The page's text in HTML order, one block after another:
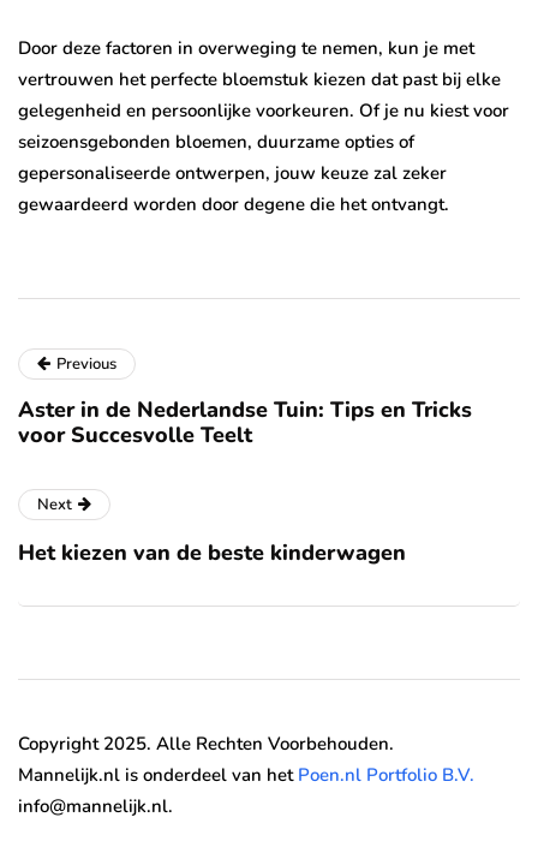
Door deze factoren in overweging te nemen, kun je met
vertrouwen het perfecte bloemstuk kiezen dat past bij elke
gelegenheid en persoonlijke voorkeuren. Of je nu kiest voor
seizoensgebonden bloemen, duurzame opties of
gepersonaliseerde ontwerpen, jouw keuze zal zeker
gewaardeerd worden door degene die het ontvangt.
Previous
Aster in de Nederlandse Tuin: Tips en Tricks
voor Succesvolle Teelt
Next
Het kiezen van de beste kinderwagen
Copyright 2025. Alle Rechten Voorbehouden.
Mannelijk.nl is onderdeel van het Poen.nl Portfolio B.V.
info@mannelijk.nl.